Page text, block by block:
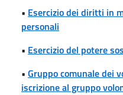
• Esercizio dei diritti in
personali
• Esercizio del potere
• Gruppo comunale dei
iscrizione al gruppo